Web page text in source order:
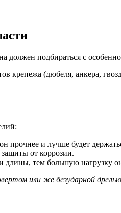
должен подбираться с
(дюбеля, анкера,
прочнее и лучше будет
от коррозии.
длины, тем большую нагрузку
или же безударной